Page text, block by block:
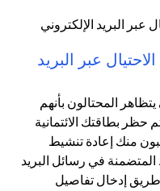
عبر البريد
يتظاهر المحتالون بأنهم
بطاقتك الائتمانية
منك إعادة تنشيط
في رسائل البريد
طريق إدخال تفاصيل